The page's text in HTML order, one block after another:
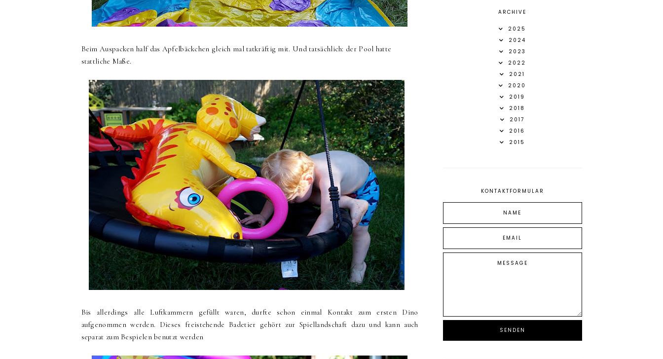
Beim Auspacken half das Apfelbäckchen gleich mal tatkräftig mit. Und tatsächlich: der Pool hatte
stattliche Maße.
Bis allerdings alle Luftkammern gefüllt waren, durfte schon einmal Kontakt zum ersten Dino
aufgenommen werden. Dieses freistehende Badetier gehört zur Spiellandschaft dazu und kann auch
separat zum Bespielen benutzt werden
ARCHIVE
2025
2024
2023
2022
2021
2020
2019
2018
2017
2016
2015
KONTAKTFORMULAR